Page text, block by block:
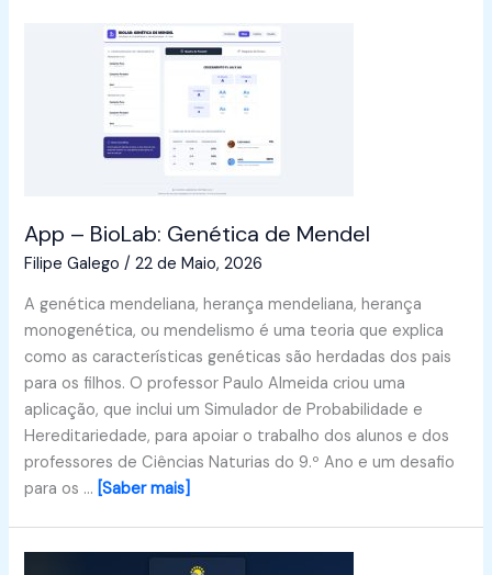
App – BioLab: Genética de Mendel
Filipe Galego/22 de Maio, 2026
A genética mendeliana, herança mendeliana, herança
monogenética, ou mendelismo é uma teoria que explica
como as características genéticas são herdadas dos pais
para os filhos. O professor Paulo Almeida criou uma
aplicação, que inclui um Simulador de Probabilidade e
Hereditariedade, para apoiar o trabalho dos alunos e dos
professores de Ciências Naturias do 9.º Ano e um desafio
para os … [Saber mais]